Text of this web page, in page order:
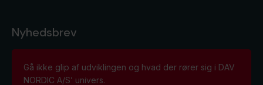
Nyhedsbrev
Gå ikke glip af udviklingen og hvad der rører sig i DAV
NORDIC A/S’ univers.